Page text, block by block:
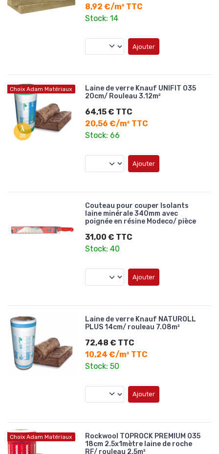
8,92 €/m² TTC
Stock: 14
Ajouter
Choix Adam Matériaux
Laine de verre Knauf UNIFIT 035
20cm/ Rouleau 3.12m²
64,15 € TTC
20,56 €/m² TTC
Stock: 66
Ajouter
Couteau pour couper Isolants
laine minérale 340mm avec
poignée en résine Modeco/ pièce
31,00 € TTC
Stock: 40
Ajouter
Laine de verre Knauf NATUROLL
PLUS 14cm/ rouleau 7.08m²
72,48 € TTC
10,24 €/m² TTC
Stock: 50
Ajouter
Choix Adam Matériaux
Rockwool TOPROCK PREMIUM 035
18cm 2.5x1mètre laine de roche
RF/ rouleau 2.5m²